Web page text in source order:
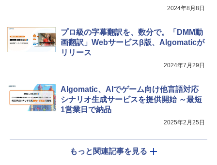
2024年8月8日
プロ級の字幕翻訳を、数分で。「DMM動
画翻訳」Webサービスβ版、Algomaticが
リリース
2024年7月29日
Algomatic、AIでゲーム向け他言語対応
シナリオ生成サービスを提供開始 ～最短
1営業日で納品
2025年2月25日
もっと関連記事を見る